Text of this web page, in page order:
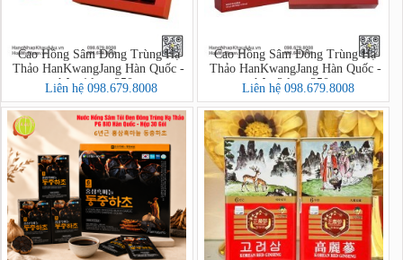
Cao Hồng Sâm Đông Trùng Hạ
Thảo HanKwangJang Hàn Quốc -
hộp 4 lọ x 250g
Liên hệ 098.679.8008
Cao Hồng Sâm Đông Trùng Hạ
Thảo HanKwangJang Hàn Quốc -
hộp 2 lọ x 250g
Liên hệ 098.679.8008